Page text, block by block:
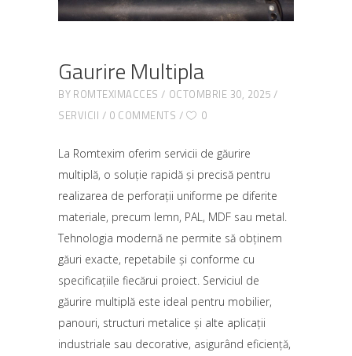
Gaurire Multipla
BY ROMTEXIMACCES
OCTOMBRIE 30, 2025
SERVICII
0 COMMENTS 0
La Romtexim oferim servicii de găurire
multiplă, o soluție rapidă și precisă pentru
realizarea de perforații uniforme pe diferite
materiale, precum lemn, PAL, MDF sau metal.
Tehnologia modernă ne permite să obținem
găuri exacte, repetabile și conforme cu
specificațiile fiecărui proiect. Serviciul de
găurire multiplă este ideal pentru mobilier,
panouri, structuri metalice și alte aplicații
industriale sau decorative, asigurând eficiență,